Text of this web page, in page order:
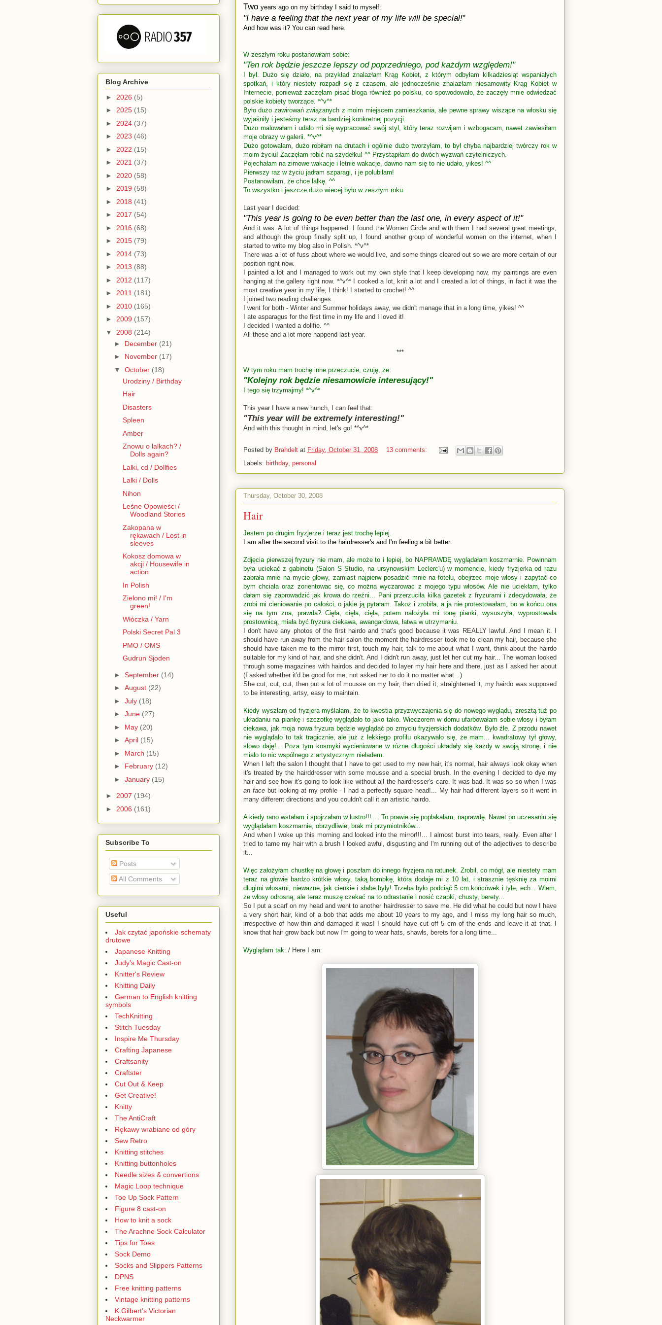
Two years ago on my birthday I said to myself:
"I have a feeling that the next year of my life will be special!"
And how was it? You can read here
W zeszłym roku postanowiłam sobie:
"Ten rok będzie jeszcze lepszy od poprzedniego, pod każdym względem!"
I był. Dużo się działo, na przykład znalazłam Krąg Kobiet, z którym odbyłam kilkadziesiąt wspaniałych
spotkań, i który niestety rozpadł się z czasem, ale jednocześnie znalazłam niesamowity Krąg Kobiet w
Internecie, ponieważ zaczęłam pisać bloga również po polsku, co spowodowało, że zaczęły mnie odwiedzać
polskie kobiety tworzące. *^v^*
Było dużo zawirowań związanych z moim miejscem zamieszkania, ale pewne sprawy wiszące na włosku się
wyjaśniły i jesteśmy teraz na bardziej konkretnej pozycji.
Dużo malowałam i udało mi się wypracować swój styl, który teraz rozwijam i wzbogacam, nawet zawiesiłam
moje obrazy w galerii. *^v^*
Dużo gotowałam, dużo robiłam na drutach i ogólnie dużo tworzyłam, to był chyba najbardziej twórczy rok w
moim życiu! Zaczęłam robić na szydełku! ^^ Przystąpiłam do dwóch wyzwań czytelniczych.
Pojechałam na zimowe wakacje i letnie wakacje, dawno nam się to nie udało, yikes! ^^
Pierwszy raz w życiu jadłam szparagi, i je polubiłam!
Postanowiłam, że chce lalkę. ^^
To wszystko i jeszcze dużo wiecej było w zeszłym roku.
Last year I decided:
"This year is going to be even better than the last one, in every aspect of it!"
And it was. A lot of things happened. I found the Women Circle and with them I had several great meetings,
and although the group finally split up, I found another group of wonderful women on the internet, when I
started to write my blog also in Polish. *^v^*
There was a lot of fuss about where we would live, and some things cleared out so we are more certain of our
position right now.
I painted a lot and I managed to work out my own style that I keep developing now, my paintings are even
hanging at the gallery right now. *^v^* I cooked a lot, knit a lot and I created a lot of things, in fact it was the
most creative year in my life, I think! I started to crochet! ^^
I joined two reading challenges.
I went for both - Winter and Summer holidays away, we didn't manage that in a long time, yikes! ^^
I ate asparagus for the first time in my life and I loved it!
I decided I wanted a dollfie. ^^
All these and a lot more happend last year.
***
W tym roku mam trochę inne przeczucie, czuję, że:
"Kolejny rok będzie niesamowicie interesujący!"
I tego się trzymajmy! *^v^*
This year I have a new hunch, I can feel that:
"This year will be extremely interesting!"
And with this thought in mind, let's go! *^v^*
Posted by Brahdelt at Friday, October 31, 2008
13 comments:
Labels: birthday, personal
Thursday, October 30, 2008
Hair
Jestem po drugim fryzjerze i teraz jest trochę lepiej.
I am after the second visit to the hairdresser's and I'm feeling a bit better.
Zdjęcia pierwszej fryzury nie mam, ale może to i lepiej, bo NAPRAWDĘ wyglądałam koszmarnie. Powinnam
była uciekać z gabinetu (Salon S Studio, na ursynowskim Leclerc'u) w momencie, kiedy fryzjerka od razu
zabrała mnie na mycie głowy, zamiast najpierw posadzić mnie na fotelu, obejrzec moje włosy i zapytać co
bym chciała oraz zorientowac się, co można wyczarowac z mojego typu włosów. Ale nie uciekłam, tylko
dałam się zaprowadzić jak krowa do rzeźni... Pani przerzuciła kilka gazetek z fryzurami i zdecydowała, że
zrobi mi cieniowanie po całości, o jakie ją pytałam. Takoż i zrobiła, a ja nie protestowałam, bo w końcu ona
się na tym zna, prawda? Cięła, cięła, cięła, potem nałożyła mi tonę pianki, wysuszyła, wyprostowała
prostownicą, miała być fryzura ciekawa, awangardowa, łatwa w utrzymaniu.
I don't have any photos of the first hairdo and that's good because it was REALLY lawful. And I mean it. I
should have run away from the hair salon the moment the hairdresser took me to clean my hair, because she
should have taken me to the mirror first, touch my hair, talk to me about what I want, think about the hairdo
suitable for my kind of hair, and she didn't. And I didn't run away, just let her cut my hair... The woman looked
through some magazines with hairdos and decided to layer my hair here and there, just as I asked her about
(I asked whether it'd be good for me, not asked her to do it no matter what...)
She cut, cut, cut, then put a lot of mousse on my hair, then dried it, straightened it, my hairdo was supposed
to be interesting, artsy, easy to maintain.
Kiedy wyszłam od fryzjera myślałam, że to kwestia przyzwyczajenia się do nowego wyglądu, zresztą tuż po
układaniu na piankę i szczotkę wyglądało to jako tako. Wieczorem w domu ufarbowałam sobie włosy i byłam
ciekawa, jak moja nowa fryzura będzie wyglądać po zmyciu fryzjerskich dodatków. Było źle. Z przodu nawet
nie wyglądało to tak tragicznie, ale już z lekkiego profilu okazywało się, że mam... kwadratowy tył głowy,
słowo daję!... Poza tym kosmyki wycieniowane w różne długości układały się każdy w swoją stronę, i nie
miało to nic wspólnego z artystycznym nieładem.
When I left the salon I thought that I have to get used to my new hair, it's normal, hair always look okay when
it's treated by the hairddresser with some mousse and a special brush. In the evening I decided to dye my
hair and see how it's going to look like without all the hairdresser's care. It was bad. It was so so when I was
an facebut looking at my profile - I had a perfectly square head!... My hair had different layers so it went in
many different directions and you couldn't call it an artistic hairdo.
A kiedy rano wstałam i spojrzałam w lustro!!!.... To prawie się popłakałam, naprawdę. Nawet po uczesaniu się
wyglądałam koszmarnie, obrzydliwie, brak mi przymiotników...
And when I woke up this morning and looked into the mirror!!!... I almost burst into tears, really. Even after I
tried to tame my hair with a brush I looked awful, disgusting and I'm running out of the adjectives to describe
it...
Więc założyłam chustkę na głowę i poszłam do innego fryzjera na ratunek. Zrobił, co mógł, ale niestety mam
teraz na głowie bardzo krótkie włosy, taką bombkę, która dodaje mi z 10 lat, i strasznie tęsknię za moimi
długimi włosami, nieważne, jak cienkie i słabe były! Trzeba było podciąć 5 cm końcówek i tyle, ech... Wiem,
że włosy odrosną, ale teraz muszę czekać na to odrastanie i nosić czapki, chusty, berety...
So I put a scarf on my head and went to another hairdresser to save me. He did what he could but now I have
a very short hair, kind of a bob that adds me about 10 years to my age, and I miss my long hair so much,
irrespective of how thin and damaged it was! I should have cut off 5 cm of the ends and leave it at that. I
know that hair grow back but now I'm going to wear hats, shawls, berets for a long time...
Wyglądam tak: / Here I am:
Blog Archive
► 2026 (5)
► 2025 (15)
► 2024 (37)
► 2023 (46)
► 2022 (15)
► 2021 (37)
► 2020 (58)
► 2019 (58)
► 2018 (41)
► 2017 (54)
► 2016 (68)
► 2015 (79)
► 2014 (73)
► 2013 (88)
► 2012 (117)
► 2011 (181)
► 2010 (165)
► 2009 (157)
▼ 2008 (214)
► December (21)
► November (17)
▼ October (18)
Urodziny / Birthday
Hair
Disasters
Spleen
Amber
Znowu o lalkach? /
Dolls again?
Lalki, cd / Dollfies
Lalki / Dolls
Nihon
Leśne Opowieści /
Woodland Stories
Zakopana w
rękawach / Lost in
sleeves
Kokosz domowa w
akcji / Housewife in
action
In Polish
Zielono mi! / I'm
green!
Włóczka / Yarn
Polski Secret Pal 3
PMO / OMS
Gudrun Sjoden
► September (14)
► August (22)
► July (18)
► June (27)
► May (20)
► April (15)
► March (15)
► February (12)
► January (15)
► 2007 (194)
► 2006 (161)
Subscribe To
Posts
All Comments
Useful
Jak czytać japońskie schematy
drutowe
Japanese Knitting
Judy's Magic Cast-on
Knitter's Review
Knitting Daily
German to English knitting
symbols
TechKnitting
Stitch Tuesday
Inspire Me Thursday
Crafting Japanese
Craftsanity
Craftster
Cut Out & Keep
Get Creative!
Knitty
The AntiCraft
Rękawy wrabiane od góry
Sew Retro
Knitting stitches
Knitting buttonholes
Needle sizes & convertions
Magic Loop technique
Toe Up Sock Pattern
Figure 8 cast-on
How to knit a sock
The Arachne Sock Calculator
Tips for Toes
Sock Demo
Socks and Slippers Patterns
DPNS
Free knitting patterns
Vintage knitting patterns
K.Gilbert's Victorian
Neckwarmer